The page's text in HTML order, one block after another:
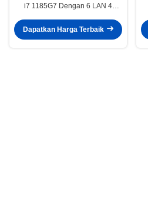
i7 1185G7 Dengan 6 LAN 4
Dapatkan Harga Terbaik